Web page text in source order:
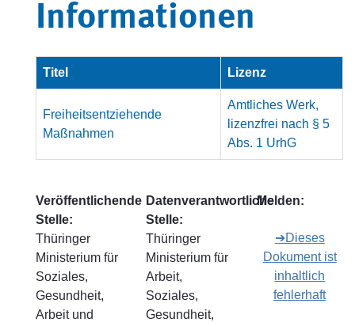
Informationen
Titel Lizenz
Freiheitsentziehende
Maßnahmen
Amtliches Werk,
lizenzfrei nach § 5
Abs. 1 UrhG
Veröffentlichende
Stelle:
Thüringer
Ministerium für
Soziales,
Gesundheit,
Arbeit und
Datenverantwortliche
Stelle:
Thüringer
Ministerium für
Arbeit,
Soziales,
Gesundheit,
Melden:
➔Dieses
Dokument ist
inhaltlich
fehlerhaft